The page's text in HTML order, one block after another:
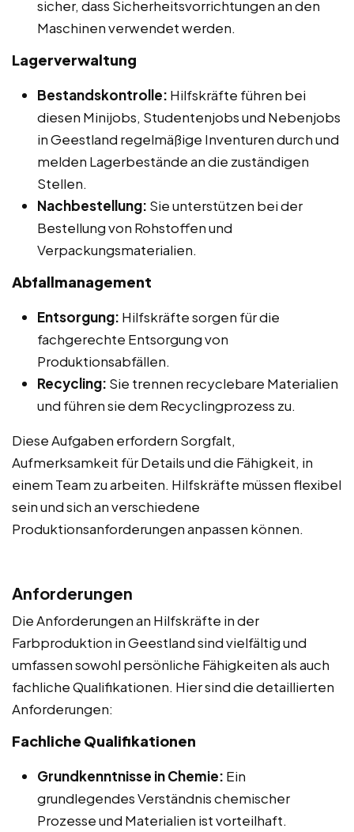
sicher, dass Sicherheitsvorrichtungen an den
Maschinen verwendet werden.
Lagerverwaltung
Bestandskontrolle: Hilfskräfte führen bei
diesen Minijobs, Studentenjobs und Nebenjobs
in Geestland regelmäßige Inventuren durch und
melden Lagerbestände an die zuständigen
Stellen.
Nachbestellung: Sie unterstützen bei der
Bestellung von Rohstoffen und
Verpackungsmaterialien.
Abfallmanagement
Entsorgung: Hilfskräfte sorgen für die
fachgerechte Entsorgung von
Produktionsabfällen.
Recycling: Sie trennen recyclebare Materialien
und führen sie dem Recyclingprozess zu.
Diese Aufgaben erfordern Sorgfalt,
Aufmerksamkeit für Details und die Fähigkeit, in
einem Team zu arbeiten. Hilfskräfte müssen flexibel
sein und sich an verschiedene
Produktionsanforderungen anpassen können.
Anforderungen
Die Anforderungen an Hilfskräfte in der
Farbproduktion in Geestland sind vielfältig und
umfassen sowohl persönliche Fähigkeiten als auch
fachliche Qualifikationen. Hier sind die detaillierten
Anforderungen:
Fachliche Qualifikationen
Grundkenntnisse in Chemie: Ein
grundlegendes Verständnis chemischer
Prozesse und Materialien ist vorteilhaft.